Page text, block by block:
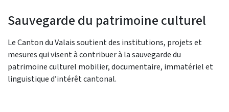
Sauvegarde du patrimoine culturel
Le Canton du Valais soutient des institutions, projets et
mesures qui visent à contribuer à la sauvegarde du
patrimoine culturel mobilier, documentaire, immatériel et
linguistique d’intérêt cantonal.